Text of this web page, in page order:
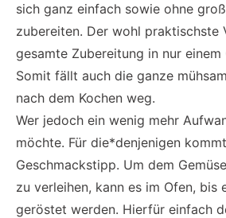
sich ganz einfach sowie ohne
zubereiten. Der wohl praktischste
gesamte Zubereitung in nur
Somit fällt auch die ganze
nach dem Kochen weg.
Wer jedoch ein wenig mehr
möchte. Für die*denjenigen
Geschmackstipp. Um dem
zu verleihen, kann es im Ofen, bis
geröstet werden. Hierfür einfach